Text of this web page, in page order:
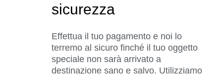
sicurezza
Effettua il tuo pagamento e noi lo
terremo al sicuro finché il tuo oggetto
speciale non sarà arrivato a
destinazione sano e salvo. Utilizziamo